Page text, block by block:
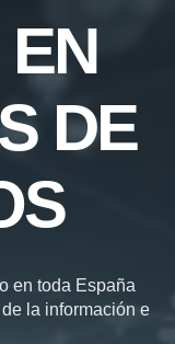
DE
en toda España
la información e